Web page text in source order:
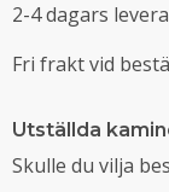
2-4 dagars
Fri frakt vid
Utställda
Skulle du vilja